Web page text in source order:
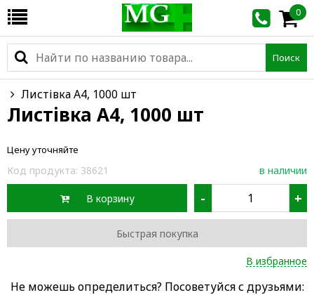
0
Поиск
Листівка А4, 1000 шт
Листівка А4, 1000 шт
Цену уточняйте
Код продукта: 38621 в наличии
В корзину - +
Быстрая покупка
В избранное
Не можешь определиться? Посоветуйся с друзьями: